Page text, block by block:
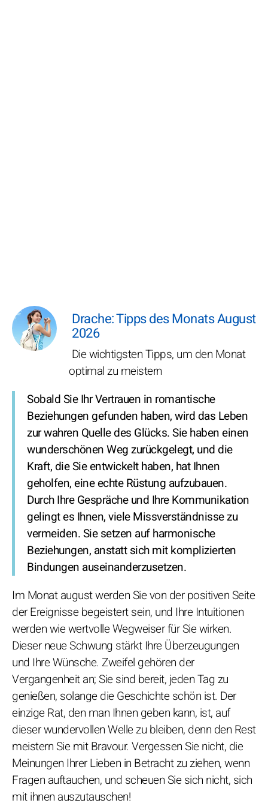
Drache: Tipps des Monats August
2026
Die wichtigsten Tipps, um den Monat
optimal zu meistern
Sobald Sie Ihr Vertrauen in romantische
Beziehungen gefunden haben, wird das Leben
zur wahren Quelle des Glücks. Sie haben einen
wunderschönen Weg zurückgelegt, und die
Kraft, die Sie entwickelt haben, hat Ihnen
geholfen, eine echte Rüstung aufzubauen.
Durch Ihre Gespräche und Ihre Kommunikation
gelingt es Ihnen, viele Missverständnisse zu
vermeiden. Sie setzen auf harmonische
Beziehungen, anstatt sich mit komplizierten
Bindungen auseinanderzusetzen.
Im Monat august werden Sie von der positiven Seite
der Ereignisse begeistert sein, und Ihre Intuitionen
werden wie wertvolle Wegweiser für Sie wirken.
Dieser neue Schwung stärkt Ihre Überzeugungen
und Ihre Wünsche. Zweifel gehören der
Vergangenheit an; Sie sind bereit, jeden Tag zu
genießen, solange die Geschichte schön ist. Der
einzige Rat, den man Ihnen geben kann, ist, auf
dieser wundervollen Welle zu bleiben, denn den Rest
meistern Sie mit Bravour. Vergessen Sie nicht, die
Meinungen Ihrer Lieben in Betracht zu ziehen, wenn
Fragen auftauchen, und scheuen Sie sich nicht, sich
mit ihnen auszutauschen!